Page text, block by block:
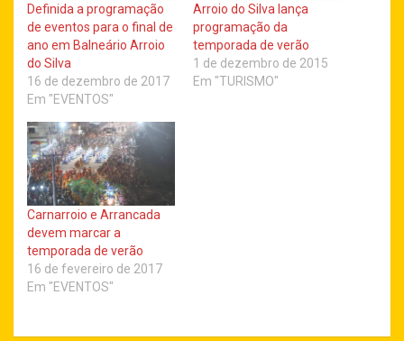
Definida a programação
de eventos para o final de
ano em Balneário Arroio
do Silva
16 de dezembro de 2017
Em "EVENTOS"
Arroio do Silva lança
programação da
temporada de verão
1 de dezembro de 2015
Em "TURISMO"
Carnarroio e Arrancada
devem marcar a
temporada de verão
16 de fevereiro de 2017
Em "EVENTOS"